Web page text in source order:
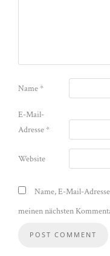
Name*
E-Mail-
Adresse*
Website
Name, E-Mail-
meinen nächsten